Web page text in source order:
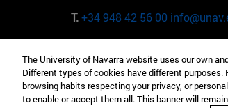
T.+34 948 42 56 00
Camino del Cerro Águila 3
Madrid España
The University of Navarra website uses our own
Different types of cookies have different
browsing habits respecting your privacy, or
to enable or accept them all. This banner will